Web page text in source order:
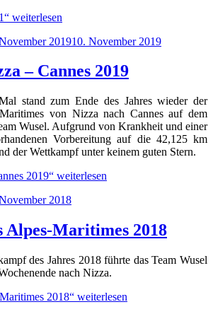
weiterlesen
201910. November 2019
– Cannes 2019
stand zum Ende des Jahres wieder der
von Nizza nach Cannes auf dem
Wusel. Aufgrund von Krankheit und einer
Vorbereitung auf die 42,125 km
der Wettkampf unter keinem guten Stern.
2019“ weiterlesen
2018
Alpes-Maritimes 2018
des Jahres 2018 führte das Team Wusel
nach Nizza.
2018“ weiterlesen